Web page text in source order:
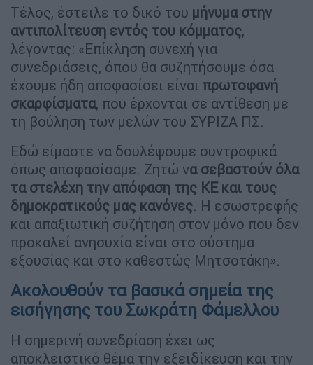
Τέλος, έστειλε το δικό του μήνυμα στην
αντιπολίτευση εντός του κόμματος,
λέγοντας: «Επίκληση συνεχή για
συνεδριάσεις, όπου θα συζητήσουμε όσα
έχουμε ήδη αποφασίσει είναι πρωτοφανή
σκαρφίσματα, που έρχονται σε αντίθεση με
τη βούληση των μελών του ΣΥΡΙΖΑ ΠΣ.
Εδώ είμαστε να δουλέψουμε συντροφικά
όπως αποφασίσαμε. Ζητώ να σεβαστούν όλα
τα στελέχη την απόφαση της ΚΕ και τους
δημοκρατικούς μας κανόνες. Η εσωστρεφής
και απαξιωτική συζήτηση στον μόνο που δεν
προκαλεί ανησυχία είναι στο σύστημα
εξουσίας και στο καθεστώς Μητσοτάκη».
Ακολουθούν τα βασικά σημεία της
εισήγησης του Σωκράτη Φάμελλου
Η σημερινή συνεδρίαση έχει ως
αποκλειστικό θέμα την εξειδίκευση και την